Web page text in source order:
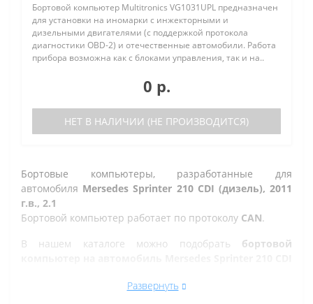
Бортовой компьютер Multitronics VG1031UPL предназначен
для установки на иномарки с инжекторными и
дизельными двигателями (с поддержкой протокола
диагностики OBD-2) и отечественные автомобили. Работа
прибора возможна как с блоками управления, так и на..
0 р.
НЕТ В НАЛИЧИИ (НЕ ПРОИЗВОДИТСЯ)
Бортовые компьютеры, разработанные для
автомобиля Mersedes Sprinter 210 CDI (дизель), 2011
г.в., 2.1
Бортовой компьютер работает по протоколу CAN.
В нашем каталоге можно подобрать бортовой
Развернуть